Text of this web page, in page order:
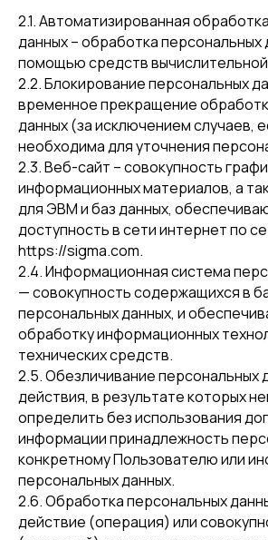
2.1. Автоматизированная
данных – обработка персональных
помощью средств вычислительной
2.2. Блокирование персональных
временное прекращение
данных (за исключением случаев,
необходима для уточнения
2.3. Веб-сайт – совокупность
информационных материалов, а
для ЭВМ и баз данных,
доступность в сети интернет по
https://sigma.com.
2.4. Информационная система
— совокупность содержащихся в
персональных данных, и
обработку информационных
технических средств.
2.5. Обезличивание персональных
действия, в результате которых
определить без использования
информации принадлежность
конкретному Пользователю или
персональных данных.
2.6. Обработка персональных
действие (операция) или